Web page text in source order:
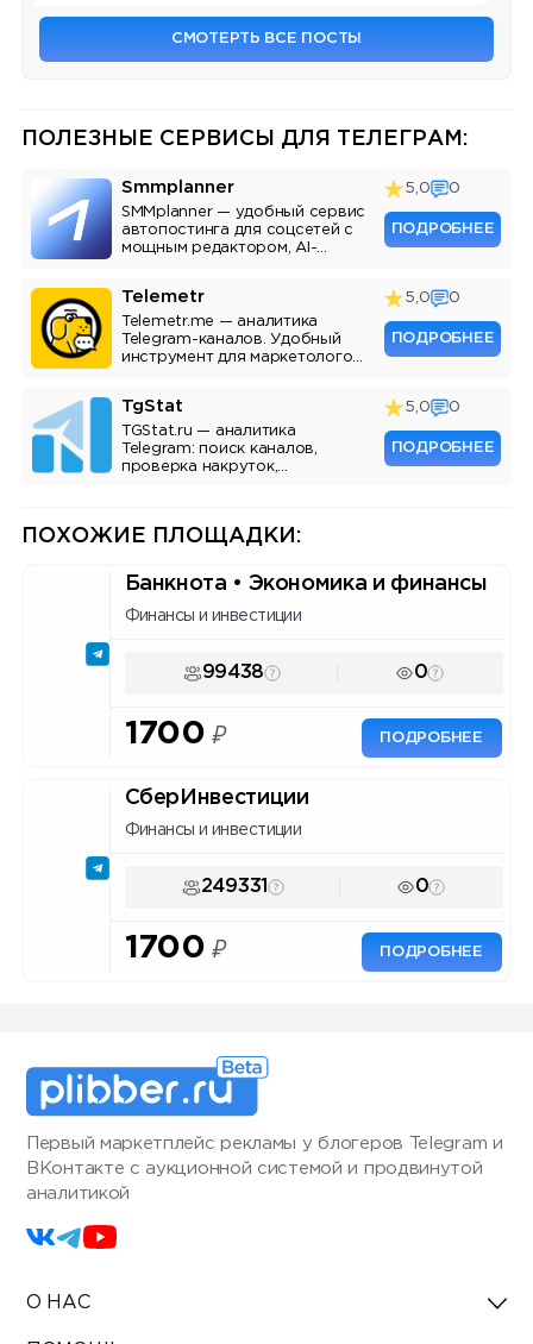
СМОТЕРТЬ ВСЕ ПОСТЫ
ПОЛЕЗНЫЕ СЕРВИСЫ ДЛЯ ТЕЛЕГРАМ:
Smmplanner
SMMplanner — удобный сервис
автопостинга для соцсетей с
мощным редактором, AI-
5,0 0
ПОДРОБНЕЕ
Telemetr
Telemetr.me — аналитика
Telegram-каналов. Удобный
инструмент для маркетологов,
5,0 0
ПОДРОБНЕЕ
TgStat
TGStat.ru — аналитика
Telegram: поиск каналов,
проверка накруток,
5,0 0
ПОДРОБНЕЕ
ПОХОЖИЕ ПЛОЩАДКИ:
Банкнота • Экономика и финансы
Финансы и инвестиции
99438 0
1700 ₽ ПОДРОБНЕЕ
СберИнвестиции
Финансы и инвестиции
249331 0
1700 ₽ ПОДРОБНЕЕ
Первый маркетплейс рекламы у блогеров Telegram и
ВКонтакте с аукционной системой и продвинутой
аналитикой
О НАС